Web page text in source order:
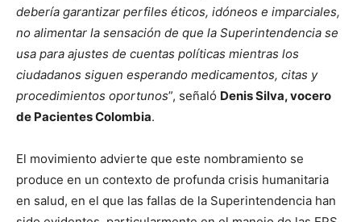
debería garantizar perfiles éticos, idóneos e imparciales,
no alimentar la sensación de que la Superintendencia se
usa para ajustes de cuentas políticas mientras los
ciudadanos siguen esperando medicamentos, citas y
procedimientos oportunos”, señaló Denis Silva, vocero
de Pacientes Colombia.
El movimiento advierte que este nombramiento se
produce en un contexto de profunda crisis humanitaria
en salud, en el que las fallas de la Superintendencia han